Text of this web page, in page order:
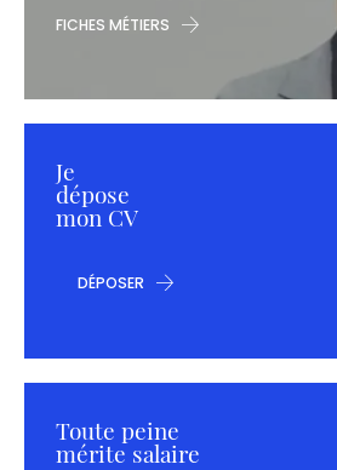
FICHES MÉTIERS
Je
dépose
mon CV
DÉPOSER
Toute peine
mérite salaire